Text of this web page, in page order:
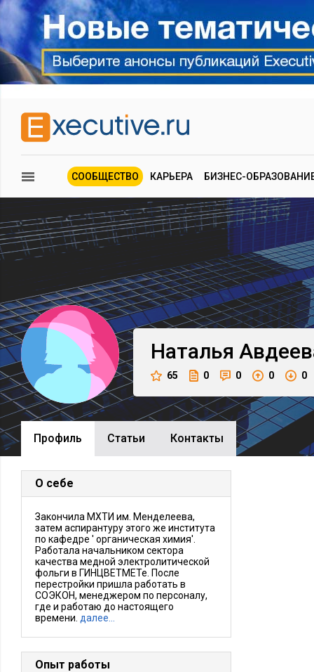
СООБЩЕСТВО КАРЬЕРА БИЗНЕС-
Наталья
65 0 0 0 0
Профиль Cтатьи Контакты
О себе
Закончила МХТИ им. Менделеева,
затем аспирантуру этого же института
по кафедре ' органическая химия'.
Работала начальником сектора
качества медной электролитической
фольги в ГИНЦВЕТМЕТе. После
перестройки пришла работать в
СОЭКОН, менеджером по персоналу,
где и работаю до настоящего
времени. далее…
Опыт работы